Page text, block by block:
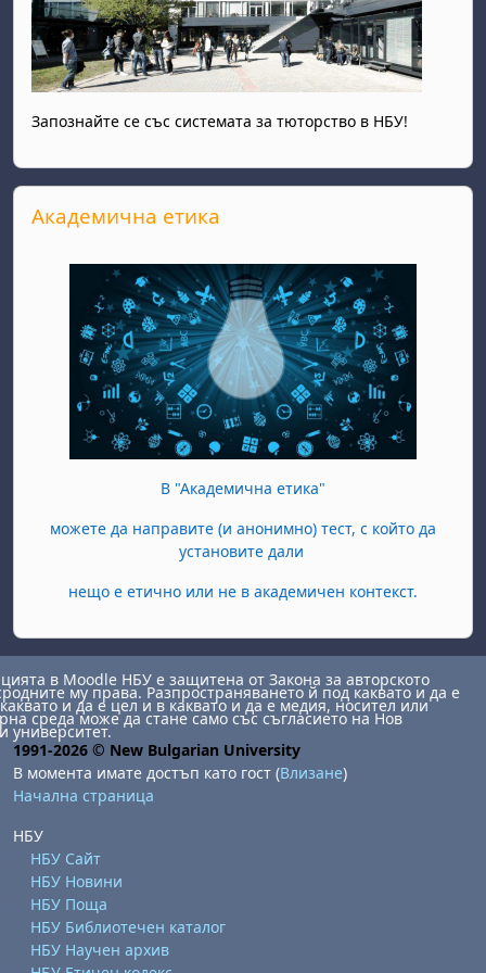
Запознайте се със системата за тюторство в НБУ!
Прескочи Академична етика
Академична етика
В "Академична етика"
можете да направите (и анонимно) тест, с който да
установите дали
нещо е етично или не в академичен контекст.
в Moodle НБУ е защитена от Закона за авторското
му права. Разпространяването й под каквато и да е
и да е цел и в каквато и да е медия, носител или
среда може да стане само със съгласието на Нов
университет.
1991-2026 © New Bulgarian University
В момента имате достъп като гост (Влизане)
Начална страница
НБУ
НБУ Сайт
НБУ Новини
НБУ Поща
НБУ Библиотечен каталог
НБУ Научен архив